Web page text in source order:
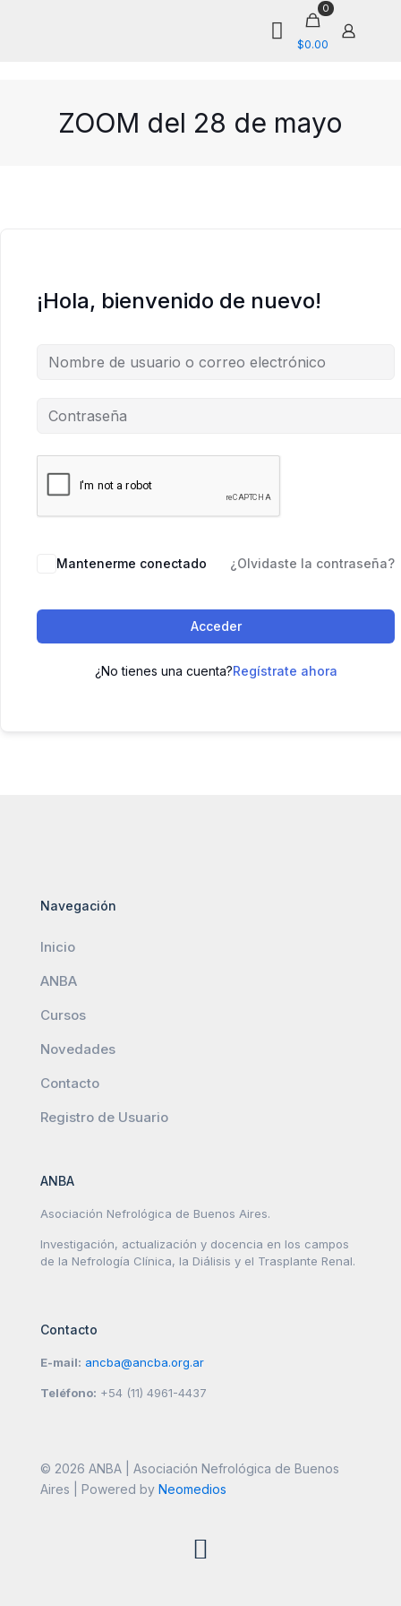
0
$0.00
ZOOM del 28 de mayo
¡Hola, bienvenido de nuevo!
Mantenerme conectado ¿Olvidaste la contraseña?
Acceder
¿No tienes una cuenta?Regístrate ahora
Navegación
Inicio
ANBA
Cursos
Novedades
Contacto
Registro de Usuario
ANBA
Asociación Nefrológica de Buenos Aires.
Investigación, actualización y docencia en los campos
de la Nefrología Clínica, la Diálisis y el Trasplante Renal.
Contacto
E-mail: ancba@ancba.org.ar
Teléfono: +54 (11) 4961-4437
© 2026 ANBA | Asociación Nefrológica de Buenos
Aires | Powered by Neomedios